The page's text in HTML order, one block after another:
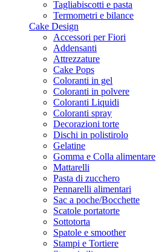
Tagliabiscotti e pasta
Termometri e bilance
Cake Design
Accessori per Fiori
Addensanti
Attrezzature
Cake Pops
Coloranti in gel
Coloranti in polvere
Coloranti Liquidi
Coloranti spray
Decorazioni torte
Dischi in polistirolo
Gelatine
Gomma e Colla alimentare
Mattarelli
Pasta di zucchero
Pennarelli alimentari
Sac a poche/Bocchette
Scatole portatorte
Sottotorta
Spatole e smoother
Stampi e Tortiere